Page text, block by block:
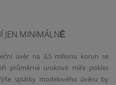
JEN MINIMÁLNĚ
úvěr na 3,5 milionu korun se
průměrné úrokové míře pokles
splátky modelového úvěru by